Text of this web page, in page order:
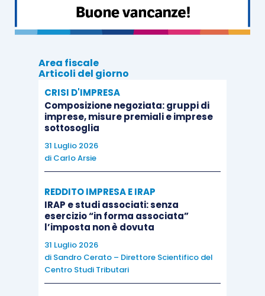
principio di accessorietà, occorre ricordare che
l’Amministrazione finanziaria – sulla scorta delle
giustizia UE – ha chiarito che,
un’operazione possa considerarsi accessoria
ad una operazione principale è necessario
risoluzione AdE 367/E/2008):
dalpunto di vista soggettivo
l’operazione accessoria sia effettuata:
nei confronti dello stesso destinatario
dell’operazione principale;
direttamente dal cedente/prestatore
dell’operazione principale
suo conto e a sue spese;
Area fiscale
Articoli del giorno
CRISI D'IMPRESA
Composizione negoziata: gruppi di
imprese, misure premiali e imprese
sottosoglia
31 Luglio 2026
di Carlo Arsie
REDDITO IMPRESA E IRAP
IRAP e studi associati: senza
esercizio “in forma associata”
l’imposta non è dovuta
31 Luglio 2026
di Sandro Cerato – Direttore Scientifico del
Centro Studi Tributari